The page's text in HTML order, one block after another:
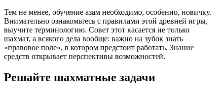
Тем не менее, обучение азам необходимо, особенно, новичку.
Внимательно ознакомьтесь с правилами этой древней игры,
выучите терминологию. Совет этот касается не только
шахмат, а всякого дела вообще: важно на зубок знать
«правовое поле», в котором предстоит работать. Знание
средств открывает перспективы возможностей.
Решайте шахматные задачи